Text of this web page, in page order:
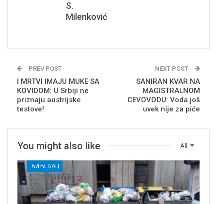
S.
Milenković
PREV POST
I MRTVI IMAJU MUKE SA
KOVIDOM: U Srbiji ne
priznaju austrijske
testove!
NEXT POST
SANIRAN KVAR NA
MAGISTRALNOM
CEVOVODU: Voda još
uvek nije za piće
All
You might also like
ЋИЋЕВАЦ